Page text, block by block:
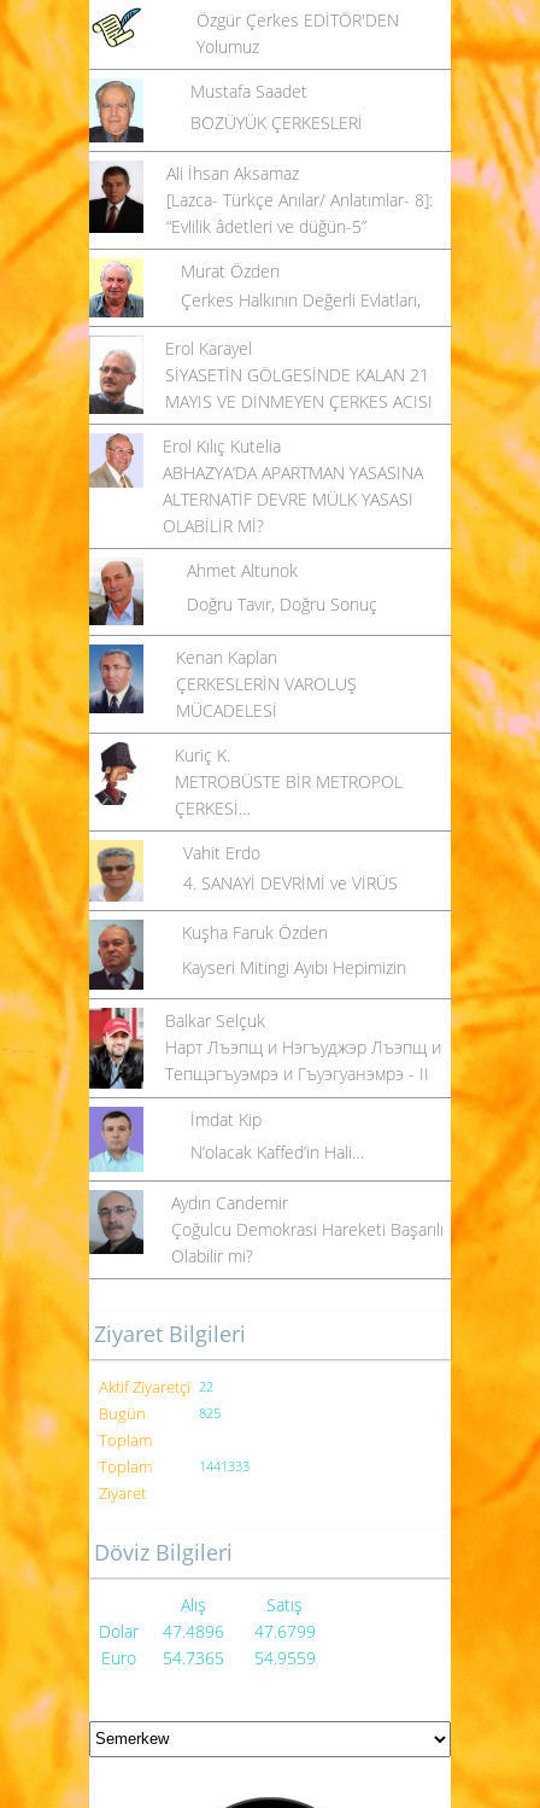
Özgür Çerkes EDİTÖR'DEN
Yolumuz
Mustafa Saadet
BOZÜYÜK ÇERKESLERİ
Ali İhsan Aksamaz
[Lazca- Türkçe Anılar/ Anlatımlar- 8]:
“Evlilik âdetleri ve düğün-5”
Murat Özden
Çerkes Halkının Değerli Evlatları,
Erol Karayel
SİYASETİN GÖLGESİNDE KALAN 21
MAYIS VE DİNMEYEN ÇERKES ACISI
Erol Kılıç Kutelia
ABHAZYA’DA APARTMAN YASASINA
ALTERNATİF DEVRE MÜLK YASASI
OLABİLİR Mİ?
Ahmet Altunok
Doğru Tavır, Doğru Sonuç
Kenan Kaplan
ÇERKESLERİN VAROLUŞ
MÜCADELESİ
Kuriç K.
METROBÜSTE BİR METROPOL
ÇERKESİ…
Vahit Erdo
4. SANAYİ DEVRİMİ ve VİRÜS
Kuşha Faruk Özden
Kayseri Mitingi Ayıbı Hepimizin
Balkar Selçuk
Нарт Лъэпщ и Нэгъуджэр Лъэпщ и
Тепщэгъуэмрэ и Гъуэгуанэмрэ - II
İmdat Kip
N’olacak Kaffed’in Hali…
Aydın Candemir
Çoğulcu Demokrasi Hareketi Başarılı
Olabilir mi?
Ziyaret Bilgileri
Aktif Ziyaretçi 22
Bugün
Toplam
825
Toplam
Ziyaret
1441333
Döviz Bilgileri
Alış
Satış
Dolar
47.4896
47.6799
Euro
54.7365 54.9559